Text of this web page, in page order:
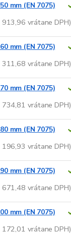
mm (EN 7075)
913,96 vrátane DPH)
mm (EN 7075)
311,68 vrátane DPH)
mm (EN 7075)
734,81 vrátane DPH)
mm (EN 7075)
196,93 vrátane DPH)
mm (EN 7075)
671,48 vrátane DPH)
mm (EN 7075)
172,01 vrátane DPH)